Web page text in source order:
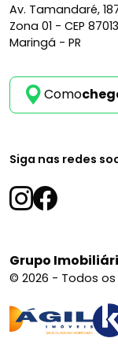
Av. Tamandaré,
Zona 01 - CEP
Maringá - PR
Como
Siga nas redes
Grupo
© 2026 - Todos